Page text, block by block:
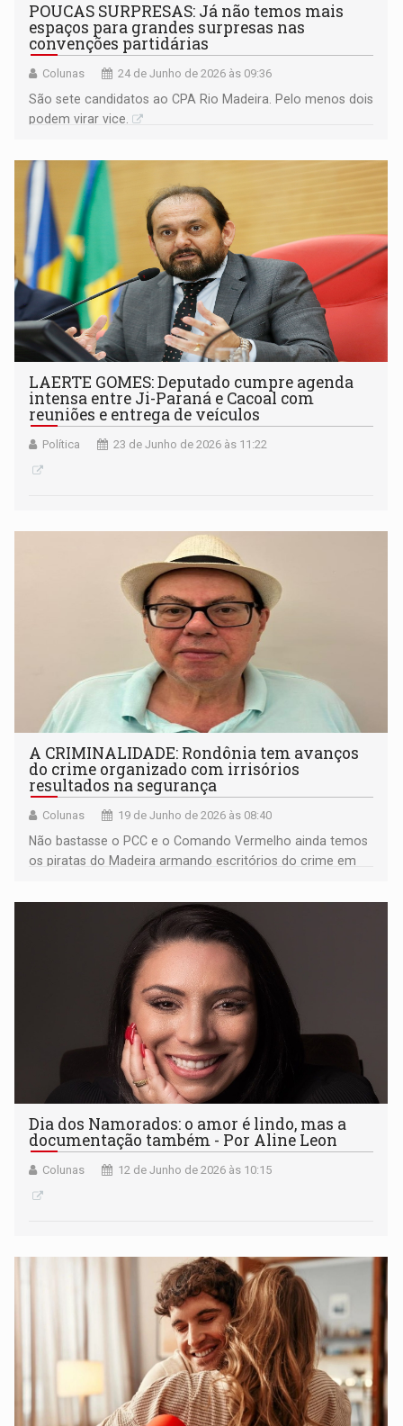
POUCAS SURPRESAS: Já não temos mais
espaços para grandes surpresas nas
convenções partidárias
Colunas 24 de Junho de 2026 às 09:36
São sete candidatos ao CPA Rio Madeira. Pelo menos dois
podem virar vice.
LAERTE GOMES: Deputado cumpre agenda
intensa entre Ji-Paraná e Cacoal com
reuniões e entrega de veículos
Política 23 de Junho de 2026 às 11:22
A CRIMINALIDADE: Rondônia tem avanços
do crime organizado com irrisórios
resultados na segurança
Colunas 19 de Junho de 2026 às 08:40
Não bastasse o PCC e o Comando Vermelho ainda temos
os piratas do Madeira armando escritórios do crime em
Dia dos Namorados: o amor é lindo, mas a
documentação também - Por Aline Leon
Colunas 12 de Junho de 2026 às 10:15